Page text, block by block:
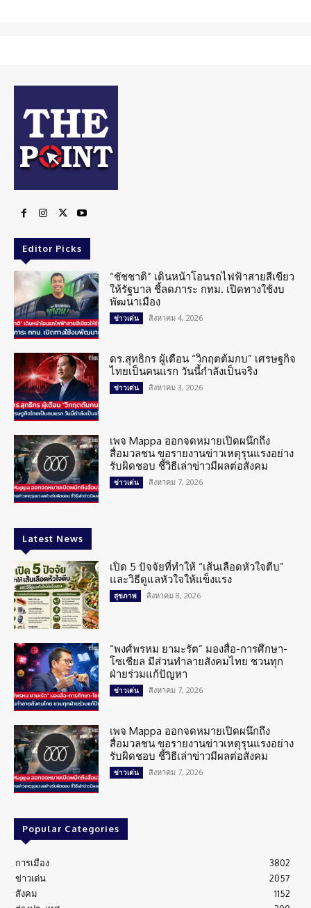
Editor Picks
“ชัชชาติ” เดินหน้าโอนรถไฟฟ้าสายสีเขียว
ให้รัฐบาล ชี้ลดภาระ กทม. เปิดทางใช้งบ
พัฒนาเมือง
ข่าวเด่น สิงหาคม 4, 2026
ดร.สุทธิกร ผู้เตือน “วิกฤตต้มกบ” เศรษฐกิจ
ไทยเป็นคนแรก วันนี้กำลังเป็นจริง
ข่าวเด่น สิงหาคม 3, 2026
เพจ Mappa ออกจดหมายเปิดผนึกถึง
สื่อมวลชน ขอรายงานข่าวเหตุรุนแรงอย่าง
รับผิดชอบ ชี้วิธีเล่าข่าวมีผลต่อสังคม
ข่าวเด่น สิงหาคม 7, 2026
Latest News
เปิด 5 ปัจจัยที่ทำให้ “เส้นเลือดหัวใจตีบ”
และวิธีดูแลหัวใจให้แข็งแรง
สุขภาพ สิงหาคม 8, 2026
“พงศ์พรหม ยามะรัต” มองสื่อ-การศึกษา-
โซเชียล มีส่วนทำลายสังคมไทย ชวนทุก
ฝ่ายร่วมแก้ปัญหา
ข่าวเด่น สิงหาคม 7, 2026
เพจ Mappa ออกจดหมายเปิดผนึกถึง
สื่อมวลชน ขอรายงานข่าวเหตุรุนแรงอย่าง
รับผิดชอบ ชี้วิธีเล่าข่าวมีผลต่อสังคม
ข่าวเด่น สิงหาคม 7, 2026
Popular Categories
การเมือง
3802
ข่าวเด่น
2057
สังคม
1152